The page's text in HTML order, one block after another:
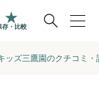

存・比較
ッズ三鷹園のクチコミ・